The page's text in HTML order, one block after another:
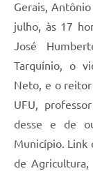
Gerais,
julho, às 17
José
Tarquínio, o
Neto, e o reitor
UFU,
desse e de
Município. Link
de Agricultura,